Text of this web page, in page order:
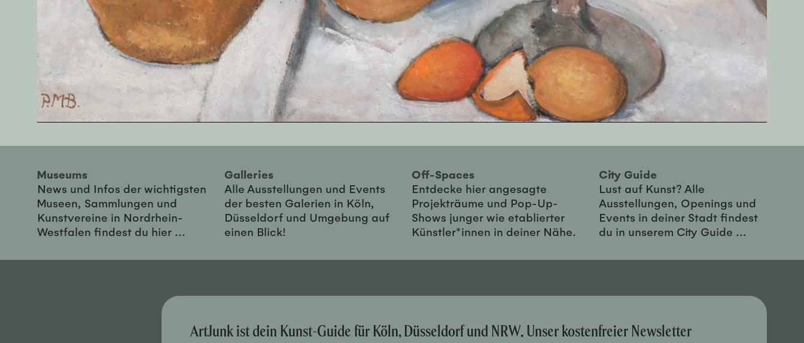
Museums
News und Infos der wichtigsten
Museen, Sammlungen und
Kunstvereine in Nordrhein-
Westfalen findest du hier ...
Galleries
Alle Ausstellungen und Events
der besten Galerien in Köln,
Düsseldorf und Umgebung auf
einen Blick!
Off-Spaces
Entdecke hier angesagte
Projekträume und Pop-Up-
Shows junger wie etablierter
Künstler*innen in deiner Nähe.
City Guide
Lust auf Kunst? Alle
Ausstellungen, Openings und
Events in deiner Stadt findest
du in unserem City Guide ...
ArtJunk ist dein Kunst-Guide für Köln, Düsseldorf und NRW. Unser kostenfreier Newsletter